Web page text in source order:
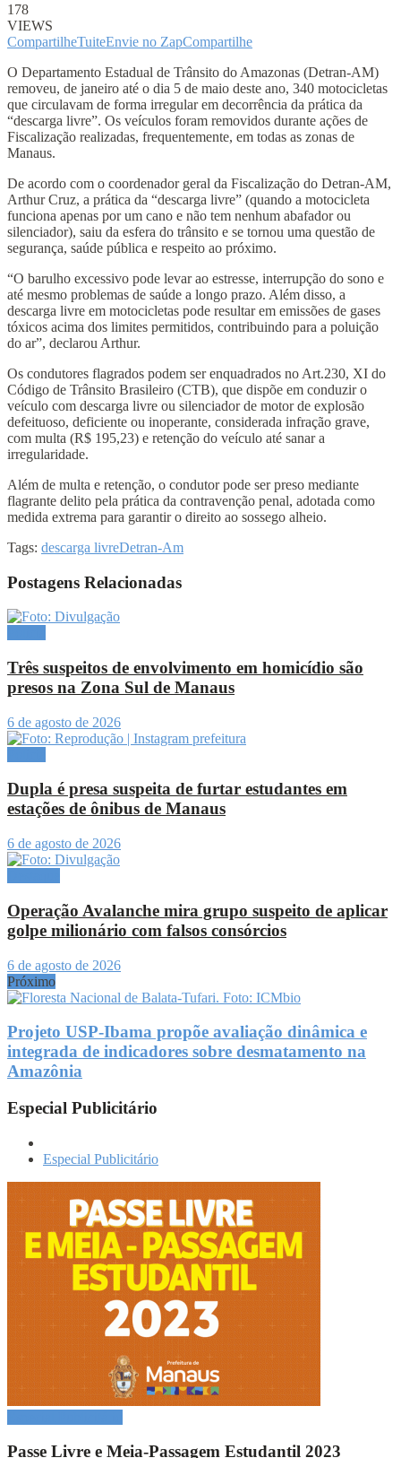
178
VIEWS
CompartilheTuiteEnvie no ZapCompartilhe
O Departamento Estadual de Trânsito do Amazonas (Detran-AM)
removeu, de janeiro até o dia 5 de maio deste ano, 340 motocicletas
que circulavam de forma irregular em decorrência da prática da
“descarga livre”. Os veículos foram removidos durante ações de
Fiscalização realizadas, frequentemente, em todas as zonas de
Manaus.
De acordo com o coordenador geral da Fiscalização do Detran-AM,
Arthur Cruz, a prática da “descarga livre” (quando a motocicleta
funciona apenas por um cano e não tem nenhum abafador ou
silenciador), saiu da esfera do trânsito e se tornou uma questão de
segurança, saúde pública e respeito ao próximo.
“O barulho excessivo pode levar ao estresse, interrupção do sono e
até mesmo problemas de saúde a longo prazo. Além disso, a
descarga livre em motocicletas pode resultar em emissões de gases
tóxicos acima dos limites permitidos, contribuindo para a poluição
do ar”, declarou Arthur.
Os condutores flagrados podem ser enquadrados no Art.230, XI do
Código de Trânsito Brasileiro (CTB), que dispõe em conduzir o
veículo com descarga livre ou silenciador de motor de explosão
defeituoso, deficiente ou inoperante, considerada infração grave,
com multa (R$ 195,23) e retenção do veículo até sanar a
irregularidade.
Além de multa e retenção, o condutor pode ser preso mediante
flagrante delito pela prática da contravenção penal, adotada como
medida extrema para garantir o direito ao sossego alheio.
Tags: descarga livreDetran-Am
Postagens Relacionadas
Três suspeitos de envolvimento em homicídio são
presos na Zona Sul de Manaus
6 de agosto de 2026
Dupla é presa suspeita de furtar estudantes em
estações de ônibus de Manaus
6 de agosto de 2026
Operação Avalanche mira grupo suspeito de aplicar
golpe milionário com falsos consórcios
6 de agosto de 2026
Próximo
Projeto USP-Ibama propõe avaliação dinâmica e
integrada de indicadores sobre desmatamento na
Amazônia
Especial Publicitário
Especial Publicitário
Passe Livre e Meia-Passagem Estudantil 2023